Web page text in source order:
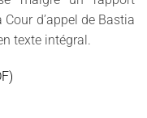
d’appel de Bastia
texte intégral.